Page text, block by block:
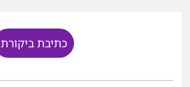
כתיבת ביקורת